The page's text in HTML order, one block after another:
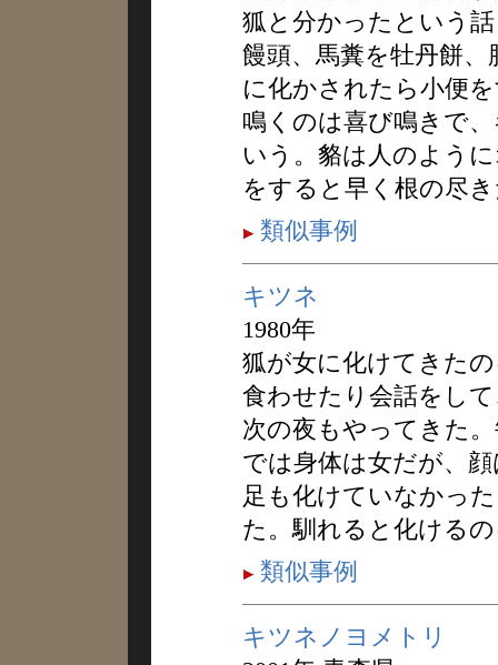
狐と分かったという
饅頭、馬糞を牡丹餅
に化かされたら小便
鳴くのは喜び鳴きで
いう。貉は人のよう
をすると早く根の尽
類似事例
キツネ
1980年
狐が女に化けてきた
食わせたり会話をし
次の夜もやってきた
では身体は女だが、
足も化けていなかっ
た。馴れると化ける
類似事例
キツネノヨメトリ